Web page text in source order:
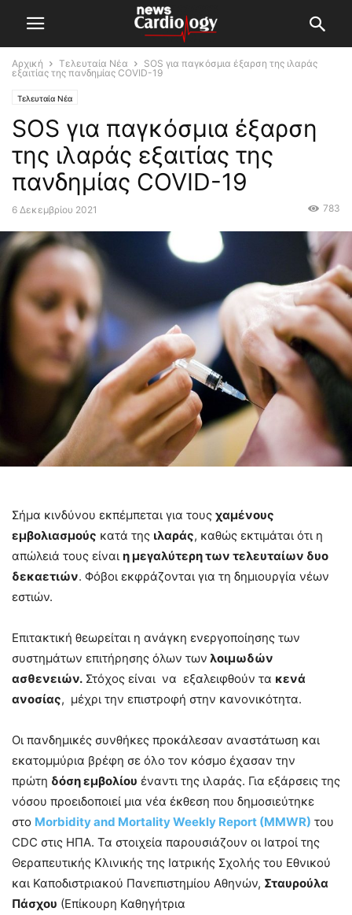
Αρχική Τελευταία Νέα
SOS για παγκόσμια έξαρση της ιλαράς
εξαιτίας της πανδημίας COVID-19
Τελευταία Νέα
SOS για παγκόσμια έξαρση
της ιλαράς εξαιτίας της
πανδημίας COVID-19
6 Δεκεμβρίου 2021 783
Σήμα κινδύνου εκπέμπεται για τους χαμένους
εμβολιασμούς κατά της ιλαράς, καθώς εκτιμάται ότι η
απώλειά τους είναι η μεγαλύτερη των τελευταίων δυο
δεκαετιών. Φόβοι εκφράζονται για τη δημιουργία νέων
εστιών.
Επιτακτική θεωρείται η ανάγκη ενεργοποίησης των
συστημάτων επιτήρησης όλων των λοιμωδών
ασθενειών. Στόχος είναι να εξαλειφθούν τα κενά
ανοσίας, μέχρι την επιστροφή στην κανονικότητα.
Οι πανδημικές συνθήκες προκάλεσαν αναστάτωση και
εκατομμύρια βρέφη σε όλο τον κόσμο έχασαν την
πρώτη δόση εμβολίου έναντι της ιλαράς. Για εξάρσεις της
νόσου προειδοποιεί μια νέα έκθεση που δημοσιεύτηκε
στο Morbidity and Mortality Weekly Report (MMWR) του
CDC στις ΗΠΑ. Τα στοιχεία παρουσιάζουν οι Ιατροί της
Θεραπευτικής Κλινικής της Ιατρικής Σχολής του Εθνικού
και Καποδιστριακού Πανεπιστημίου Αθηνών, Σταυρούλα
Πάσχου (Επίκουρη Καθηγήτρια